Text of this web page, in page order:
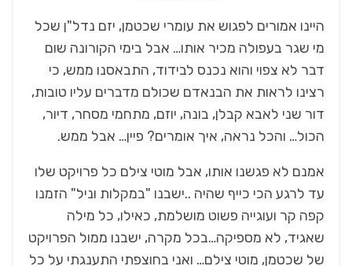
היינו אמורים לפגוש את עומרי שכטמן, יזם נדל"ן שכל
מי שגר בעפולה מכיר אותו… אבל בימי הקורונה שום
דבר לא צפוי והוא נכנס לבידוד, התבאסנו ממש, כי
רצינו לראות את הבנאדם שכולם מדברים עליו טובות,
דור שני לאבא קבלן, בונה, יוזם, מתחמי מסחר, דיור,
הכול… והכל נראה, איך אומרים? פיין… אבל ממש.
אמנם לא פגשנו אותו, אבל מוטי צילם כל פרויקט שלו
עד לרגע הכי כייף שהיה ..ישבנו "במקלות וניל" הזמנו
קפה קר ועוגייה פשוט מושלמת, כאילו, כל מילה
שאגיד, לא מספיקה…בכל מקרה, ישבנו ממול הפרויקט
של שכטמן, מוטי צילם… ואני בחוצפתי התענגתי על כל